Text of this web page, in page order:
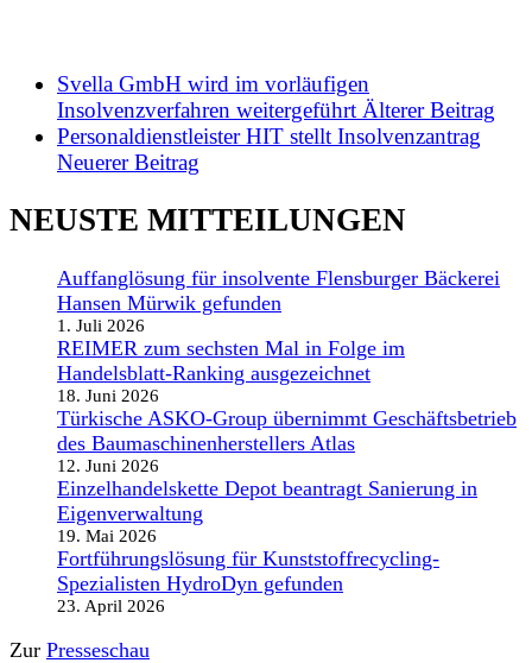
Svella GmbH wird im vorläufigen
Insolvenzverfahren weitergeführt Älterer Beitrag
Personaldienstleister HIT stellt Insolvenzantrag
Neuerer Beitrag
NEUSTE MITTEILUNGEN
Auffanglösung für insolvente Flensburger Bäckerei
Hansen Mürwik gefunden
1. Juli 2026
REIMER zum sechsten Mal in Folge im
Handelsblatt-Ranking ausgezeichnet
18. Juni 2026
Türkische ASKO-Group übernimmt Geschäftsbetrieb
des Baumaschinenherstellers Atlas
12. Juni 2026
Einzelhandelskette Depot beantragt Sanierung in
Eigenverwaltung
19. Mai 2026
Fortführungslösung für Kunststoffrecycling-
Spezialisten HydroDyn gefunden
23. April 2026
Zur Presseschau